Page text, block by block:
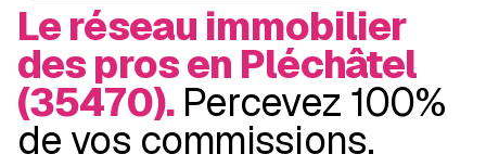
Le réseau immobilier
des pros en Pléchâtel
(35470). Percevez 100%
de vos commissions.